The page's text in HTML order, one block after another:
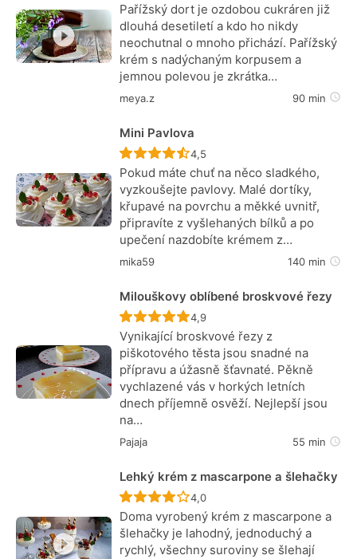
Pařížský dort je ozdobou cukráren již
dlouhá desetiletí a kdo ho nikdy
neochutnal o mnoho přichází. Pařížský
krém s nadýchaným korpusem a
jemnou polevou je zkrátka…
meya.z 90 min
Mini Pavlova
Recept ještě nebyl hodnocen
4,5
Pokud máte chuť na něco sladkého,
vyzkoušejte pavlovy. Malé dortíky,
křupavé na povrchu a měkké uvnitř,
připravíte z vyšlehaných bílků a po
upečení nazdobíte krémem z…
mika59 140 min
Milouškovy oblíbené broskvové řezy
Recept ještě nebyl hodnocen
4,9
Vynikající broskvové řezy z
piškotového těsta jsou snadné na
přípravu a úžasně šťavnaté. Pěkně
vychlazené vás v horkých letních
dnech příjemně osvěží. Nejlepší jsou
na…
Pajaja 55 min
Lehký krém z mascarpone a šlehačky
Recept ještě nebyl hodnocen
4,0
Doma vyrobený krém z mascarpone a
šlehačky je lahodný, jednoduchý a
rychlý, všechny suroviny se šlehají